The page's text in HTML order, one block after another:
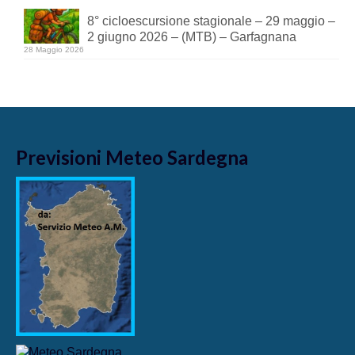
8° cicloescursione stagionale – 29 maggio –
2 giugno 2026 – (MTB) – Garfagnana
28 Maggio 2026
Previsioni Meteo Sardegna